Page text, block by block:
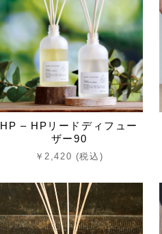
HP – HPリードディフュー
ザー90
￥2,420 (税込)